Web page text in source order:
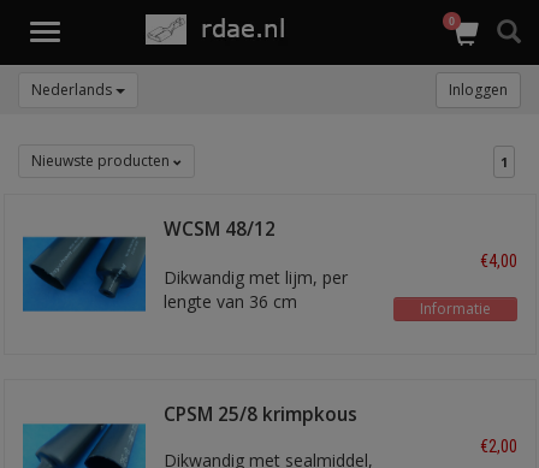
Toggle
0
Nederlands Inloggen
Nieuwste producten 1
WCSM 48/12
Dikwandig met lijm, per
lengte van 36 cm
€4,00
Informatie
CPSM 25/8 krimpkous
Dikwandig met sealmiddel,
€2,00